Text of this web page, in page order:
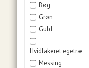
Bøg
Grøn
Guld
Hvidlakeret egetræ
Messing